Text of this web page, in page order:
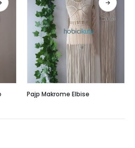
Pajp Makrome Elbise